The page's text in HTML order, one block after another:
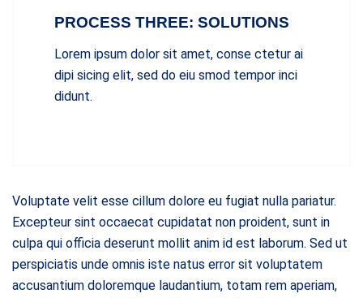
PROCESS THREE: SOLUTIONS
Lorem ipsum dolor sit amet, conse ctetur ai
dipi sicing elit, sed do eiu smod tempor inci
didunt.
Voluptate velit esse cillum dolore eu fugiat nulla pariatur.
Excepteur sint occaecat cupidatat non proident, sunt in
culpa qui officia deserunt mollit anim id est laborum. Sed ut
perspiciatis unde omnis iste natus error sit voluptatem
accusantium doloremque laudantium, totam rem aperiam,